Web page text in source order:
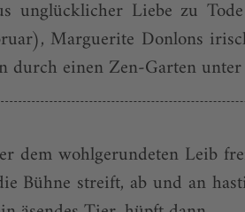
unglücklicher Liebe zu
Marguerite Donlons
durch einen Zen-Garten
dem wohlgerundeten Leib
Bühne streift, ab und an